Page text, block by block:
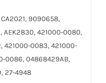
9090658,
AEK2830, 421000-0080,
421000-0083, 421000-
0086, 04868429AB,
27-4948